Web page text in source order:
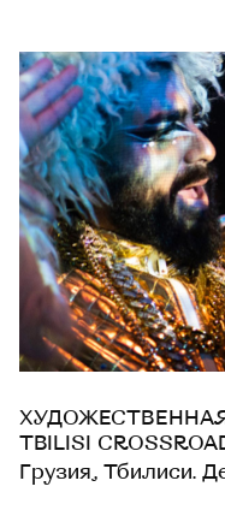
TBILISI
Грузия, Тбилиси.